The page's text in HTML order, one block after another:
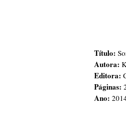
Título:
Autora:
Editora:
Páginas:
Ano: